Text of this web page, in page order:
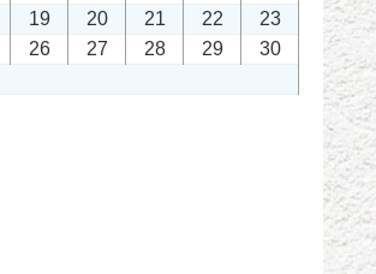
19 20 21 22
23
26 27 28 29
30